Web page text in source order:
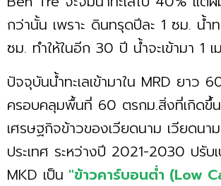
กว่านั้น เพราะ ดินทรุดปีละ 1 ซม. น้ำ
ซม. ทำให้ในอีก 30 ปี น้ำจะเข้ามา 1 เ
ปัจจุบันน้ำทะเลเข้ามาใน MRD ยาว
ครอบคลุมพื้นที่ 60 ตรกม.สิ่งที่เกิดขึ้น
เศรษฐกิจข้าวของเวียดนาม เวียดน
ประเทศ ระหว่างปี 2021-2030 ปรับ
MKD เป็น "ข้าวคาร์บอนต่ำ (Low